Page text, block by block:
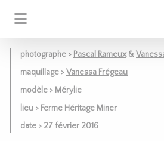
photographe > Pascal Rameux&
maquillage >Vanessa Frégeau
modèle > Mérylie
lieu > Ferme Héritage Miner
date > 27 février 2016